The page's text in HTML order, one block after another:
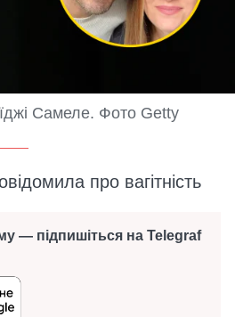
Самеле. Фото Getty
про вагітність
— підпишіться на Telegraf